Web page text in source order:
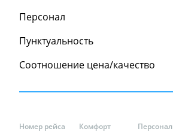
Персонал
Пунктуальность
Соотношение цена/качество
Номер рейса Комфорт Персонал